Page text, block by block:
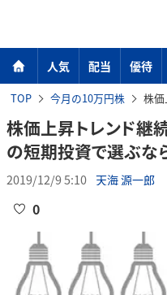
人気 配当 優待
TOP 今月の10万円株 株価上
株価上昇トレンド継
の短期投資で選ぶな
2019/12/9 5:10 天海 源一郎
0